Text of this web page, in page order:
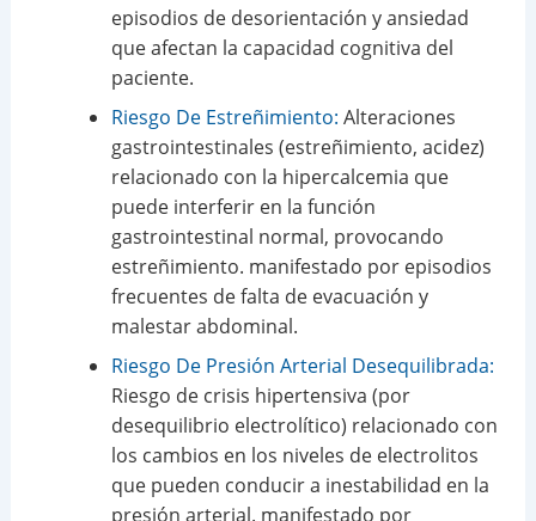
episodios de desorientación y ansiedad
que afectan la capacidad cognitiva del
paciente.
Riesgo De Estreñimiento: Alteraciones
gastrointestinales (estreñimiento, acidez)
relacionado con la hipercalcemia que
puede interferir en la función
gastrointestinal normal, provocando
estreñimiento. manifestado por episodios
frecuentes de falta de evacuación y
malestar abdominal.
Riesgo De Presión Arterial Desequilibrada:
Riesgo de crisis hipertensiva (por
desequilibrio electrolítico) relacionado con
los cambios en los niveles de electrolitos
que pueden conducir a inestabilidad en la
presión arterial. manifestado por